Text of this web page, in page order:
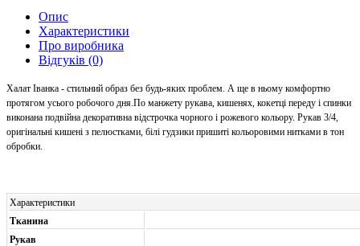
Опис
Характеристики
Про виробника
Відгуків (0)
Халат Іванка - стильний образ без будь-яких проблем. А ще в ньому комфортно
протягом усього робочого дня.По манжету рукава, кишенях, кокетці переду і спинки
виконана подвійна декоративна відстрочка чорного і рожевого кольору. Рукав 3/4,
оригінальні кишені з пелюстками, білі гудзики пришиті кольоровими нитками в тон
обробки.
Характеристики
Тканина
Рукав